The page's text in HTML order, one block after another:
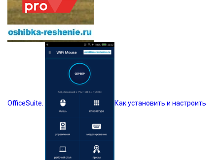
OfficeSuite. Как установить и настроить